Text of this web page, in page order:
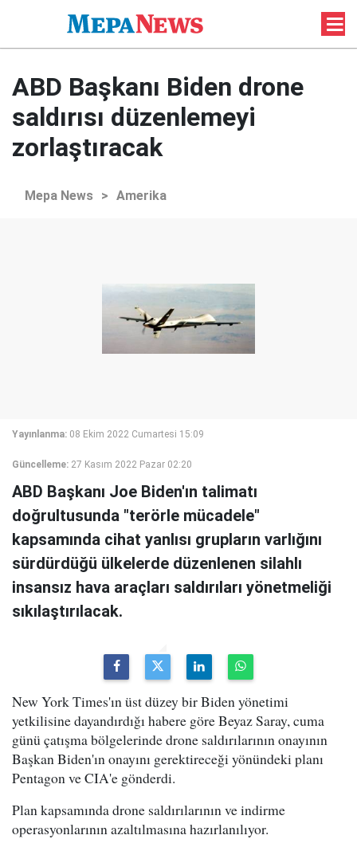
ABD Başkanı Biden drone
saldırısı düzenlemeyi
zorlaştıracak
Mepa News > Amerika
Yayınlanma: 08 Ekim 2022 Cumartesi 15:09
Güncelleme: 27 Kasım 2022 Pazar 02:20
ABD Başkanı Joe Biden'ın talimatı
doğrultusunda "terörle mücadele"
kapsamında cihat yanlısı grupların varlığını
sürdürdüğü ülkelerde düzenlenen silahlı
insansız hava araçları saldırıları yönetmeliği
sıkılaştırılacak.
New York Times'ın üst düzey bir Biden yönetimi
yetkilisine dayandırdığı habere göre Beyaz Saray, cuma
günü çatışma bölgelerinde drone saldırılarının onayının
Başkan Biden'ın onayını gerektireceği yönündeki planı
Pentagon ve CIA'e gönderdi.
Plan kapsamında drone saldırılarının ve indirme
operasyonlarının azaltılmasına hazırlanılıyor.